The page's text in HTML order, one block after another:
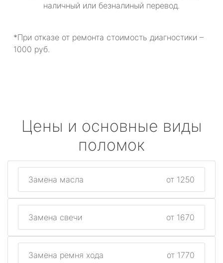
наличный или безналиный перевод.
*При отказе от ремонта стоимость диагностики –
1000 руб.
Цены и основные виды
поломок
Замена масла от 1250
Замена свечи от 1670
Замена ремня хода от 1770